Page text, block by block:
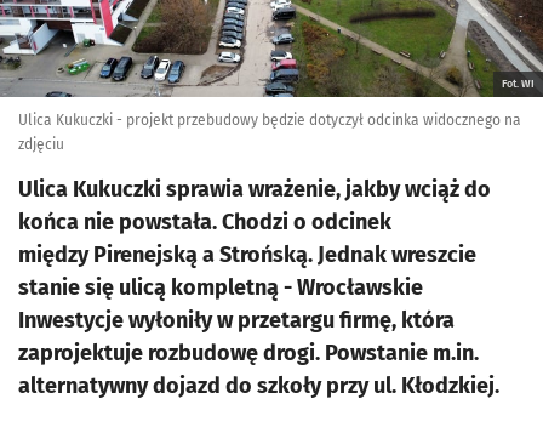
Fot. WI
Ulica Kukuczki - projekt przebudowy będzie dotyczył odcinka widocznego na
zdjęciu
Ulica Kukuczki sprawia wrażenie, jakby wciąż do
końca nie powstała. Chodzi o odcinek
między Pirenejską a Strońską. Jednak wreszcie
stanie się ulicą kompletną - Wrocławskie
Inwestycje wyłoniły w przetargu firmę, która
zaprojektuje rozbudowę drogi. Powstanie m.in.
alternatywny dojazd do szkoły przy ul. Kłodzkiej.